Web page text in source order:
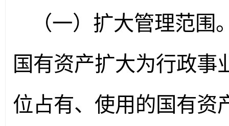
（一）扩大管理范
国有资产扩大为行政事
位占有、使用的国有资